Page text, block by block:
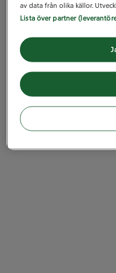
av data från olika källor.
Lista över partner